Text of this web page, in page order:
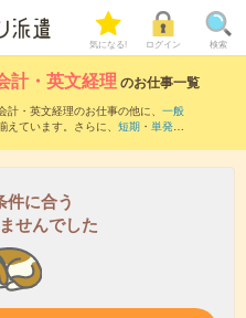
気になる! ログイン 検索
計・英文経理 のお仕事一覧
・英文経理のお仕事の他に、 一般
えています。さらに、 短期 ・ 単発な
件に合う
せんでした